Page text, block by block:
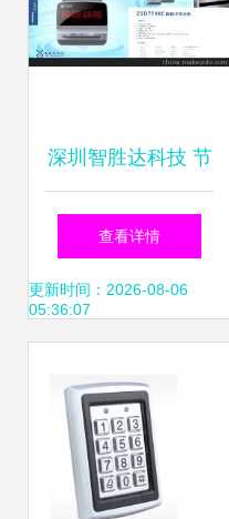
深圳智胜达科技 节
能环保领域的智能
一体化管控解决方
查看详情
更新时间：2026-08-06
05:36:07